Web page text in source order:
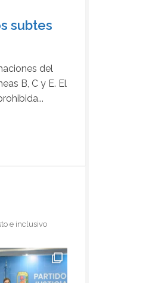
subtes
del
B, C y E. El
e inclusivo